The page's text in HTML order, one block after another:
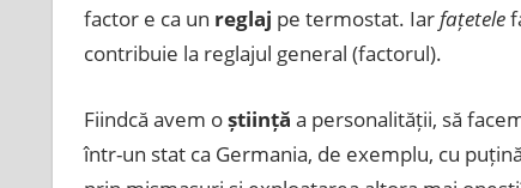
factor e ca un reglaj pe termostat. Iarfațetele
contribuie la reglajul general (factorul).
Fiindcă avem oștiință a personalității, să
într-un stat ca Germania, de exemplu, cu